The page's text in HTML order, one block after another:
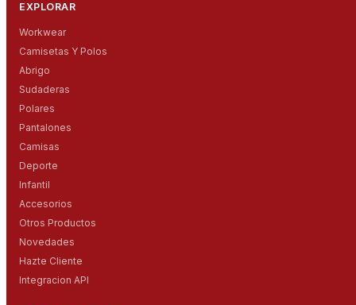
EXPLORAR
Workwear
Camisetas Y Polos
Abrigo
Sudaderas
Polares
Pantalones
Camisas
Deporte
Infantil
Accesorios
Otros Productos
Novedades
Hazte Cliente
Integracion API